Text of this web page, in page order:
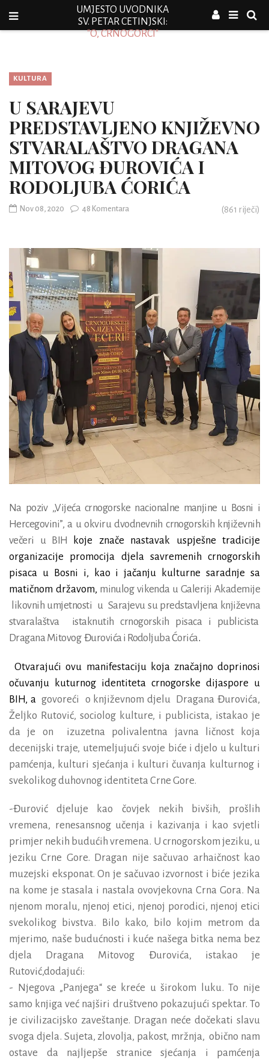
UMJESTO UVODNIKA
SV. PETAR CETINJSKI:
"O, CRNOGORCI"
KULTURA
U SARAJEVU
PREDSTAVLJENO KNJIŽEVNO
STVARALAŠTVO DRAGANA
MITOVOG ĐUROVIĆA I
RODOLJUBA ĆORIĆA
Nov 08, 2020 48 Komentara (861 riječi)
Na poziv ,,Vijeća crnogorske nacionalne manjine u Bosni i
Hercegovini”, a u okviru dvodnevnih crnogorskih književnih
večeri u BIH
koje znače nastavak uspješne tradicije
organizacije promocija djela savremenih crnogorskih
pisaca u Bosni i, kao i jačanju kulturne saradnje sa
matičnom državom, minulog vikenda u Galeriji Akademije
likovnih umjetnosti u Sarajevu su predstavljena književna
stvaralaštva
istaknutih crnogorskih pisaca i publicista
Dragana Mitovog Đurovića i Rodoljuba Ćorića.
Otvarajući ovu manifestaciju koja značajno doprinosi
očuvanju kuturnog identiteta crnogorske dijaspore u
BIH, a govoreći o književnom djelu Dragana Đurovića,
Željko Rutović, sociolog kulture, i publicista, istakao je
da je on
izuzetna polivalentna javna ličnost koja
decenijski traje, utemeljujući svoje biće i djelo u kulturi
pamćenja, kulturi sjećanja i kulturi čuvanja kulturnog i
svekolikog duhovnog identiteta Crne Gore.
-Đurović djeluje kao čovjek nekih bivših, prošlih
vremena, renesansnog učenja i kazivanja i kao svjetli
primjer nekih budućih vremena. U crnogorskom jeziku, u
jeziku Crne Gore. Dragan nije sačuvao arhaičnost kao
muzejski eksponat. On je sačuvao izvornost i biće jezika
na kome je stasala i nastala ovovjekovna Crna Gora. Na
njenom moralu, njenoj etici, njenoj porodici, njenoj etici
svekolikog bivstva. Bilo kako, bilo kojim metrom da
mjerimo, naše budućnosti i kuće našega bitka nema bez
djela Dragana Mitovog Đurovića, istakao je
Rutović,dodajući:
- Njegova „Panjega“ se kreće u širokom luku. To nije
samo knjiga već najširi društveno pokazujući spektar. To
je civilizacijsko zaveštanje. Dragan neće dočekati slavu
svoga djela. Sujeta, zlovolja, pakost, mržnja, obično nam
ostave da najljepše stranice sjećanja i pamćenja